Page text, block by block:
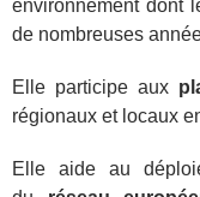
environnement dont
de nombreuses
Elle participe aux
régionaux et locaux
Elle aide au